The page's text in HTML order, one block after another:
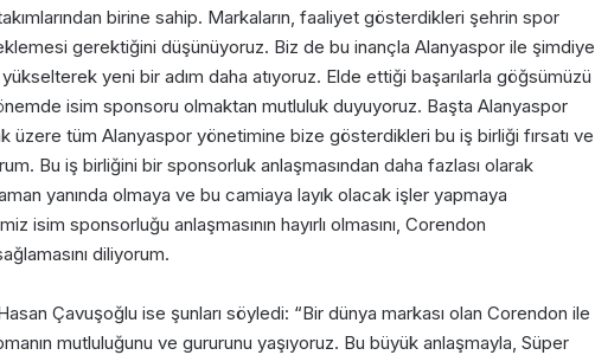
birine sahip. Markaların, faaliyet gösterdikleri şehrin spor
gerektiğini düşünüyoruz. Biz de bu inançla Alanyaspor ile şimdiye
yükselterek yeni bir adım daha atıyoruz. Elde ettiği başarılarla göğsümüzü
isim sponsoru olmaktan mutluluk duyuyoruz. Başta Alanyaspor
üzere tüm Alanyaspor yönetimine bize gösterdikleri bu iş birliği fırsatı ve
Bu iş birliğini bir sponsorluk anlaşmasından daha fazlası olarak
yanında olmaya ve bu camiaya layık olacak işler yapmaya
isim sponsorluğu anlaşmasının hayırlı olmasını, Corendon
diliyorum.
Çavuşoğlu ise şunları söyledi: “Bir dünya markası olan Corendon ile
mutluluğunu ve gururunu yaşıyoruz. Bu büyük anlaşmayla, Süper